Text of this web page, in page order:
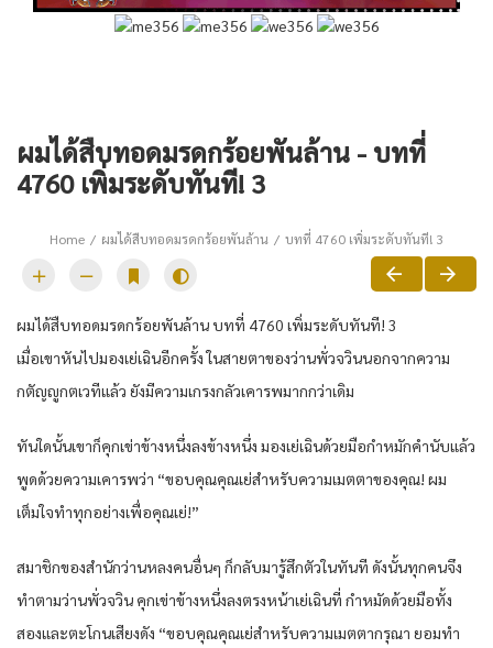
ผมได้สืบทอดมรดกร้อยพันล้าน - บทที่
4760 เพิ่มระดับทันที! 3
Home ผมได้สืบทอดมรดกร้อยพันล้าน บทที่ 4760 เพิ่มระดับทันที! 3
ผมได้สืบทอดมรดกร้อยพันล้าน บทที่ 4760 เพิ่มระดับทันที! 3
เมื่อเขาหันไปมองเย่เฉินอีกครั้ง ในสายตาของว่านพั่วจวินนอกจากความ
กตัญญูกตเวทีแล้ว ยังมีความเกรงกลัวเคารพมากกว่าเดิม
ทันใดนั้นเขาก็คุกเข่าข้างหนึ่งลงข้างหนึ่ง มองเย่เฉินด้วยมือกำหมักคำนับแล้ว
พูดด้วยความเคารพว่า “ขอบคุณคุณเย่สำหรับความเมตตาของคุณ! ผม
เต็มใจทำทุกอย่างเพื่อคุณเย่!”
สมาชิกของสำนักว่านหลงคนอื่นๆ ก็กลับมารู้สึกตัวในทันที ดังนั้นทุกคนจึง
ทำตามว่านพั่วจวิน คุกเข่าข้างหนึ่งลงตรงหน้าเย่เฉินที่ กำหมัดด้วยมือทั้ง
สองและตะโกนเสียงดัง “ขอบคุณคุณเย่สำหรับความเมตตากรุณา ยอมทำ